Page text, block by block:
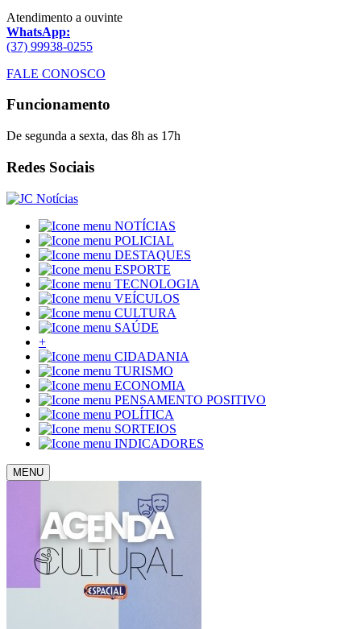
Atendimento a ouvinte
WhatsApp:
(37) 99938-0255
FALE CONOSCO
Funcionamento
De segunda a sexta, das 8h as 17h
Redes Sociais
NOTÍCIAS
POLICIAL
DESTAQUES
ESPORTE
TECNOLOGIA
VEÍCULOS
CULTURA
SAÚDE
+
CIDADANIA
TURISMO
ECONOMIA
PENSAMENTO POSITIVO
POLÍTICA
SORTEIOS
INDICADORES
MENU